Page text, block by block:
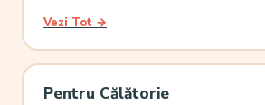
Vezi Tot →
Pentru Călătorie